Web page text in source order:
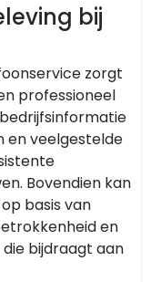
bij
zorgt
professioneel
en veelgestelde
Bovendien kan
basis van
en
bijdraagt aan